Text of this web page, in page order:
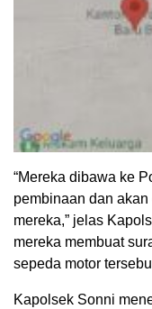
“Mereka dibawa ke
pembinaan dan
mereka,” jelas
mereka membuat
sepeda motor
Kapolsek Sonni